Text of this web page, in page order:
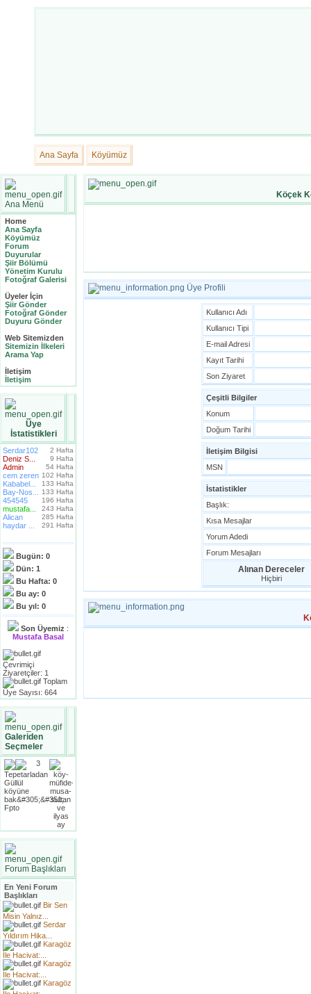
Ana Sayfa Köyümüz
Ana Menü
Home
Ana Sayfa
Köyümüz
Forum
Duyurular
Şiir Bölümü
Yönetim Kurulu
Fotoğraf Galerisi
Üyeler İçin
Şiir Gönder
Fotoğraf Gönder
Duyuru Gönder
Web Sitemizden
Sitemizin İlkeleri
Arama Yap
İletişim
İletişim
Üye
İstatistikleri
Serdar102 2 Hafta
Deniz S... 9 Hafta
Admin 54 Hafta
cem zeren 102 Hafta
Kababel... 133 Hafta
Bay-Nos... 133 Hafta
454545 196 Hafta
mustafa... 243 Hafta
Alican 285 Hafta
haydar ... 291 Hafta
Bugün: 0
Dün: 1
Bu Hafta: 0
Bu ay: 0
Bu yıl: 0
Son Üyemiz :
Mustafa Basal
Çevrimiçi
Ziyaretçiler: 1
Toplam
Üye Sayısı: 664
Galeriden
Seçmeler
Forum Başlıkları
En Yeni Forum
Başlıkları
Bir Sen
Misin Yalnız...
Serdar
Yıldırım Hika...
Karagöz
İle Hacivat:...
Karagöz
İle Hacivat:...
Karagöz
Köçek
Üye Profili
Kullanıcı Adı
Kullanıcı Tipi
E-mail Adresi
Kayıt Tarihi
Son Ziyaret
Çeşitli Bilgiler
Konum
Doğum Tarihi
İletişim Bilgisi
MSN
İstatistikler
Başlık:
Kısa Mesajlar
Yorum Adedi
Forum Mesajları
Alınan Dereceler
Hiçbiri